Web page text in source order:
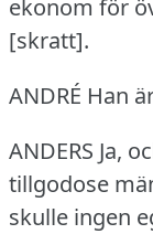
ekonom för
[skratt].
ANDRÉ Han
ANDERS Ja,
tillgodose
skulle ingen